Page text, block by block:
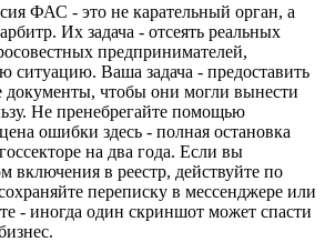
ФАС - это не карательный орган, а
Их задача - отсеять реальных
предпринимателей,
ситуацию. Ваша задача - предоставить
документы, чтобы они могли вынести
Не пренебрегайте помощью
ошибки здесь - полная остановка
на два года. Если вы
включения в реестр, действуйте по
переписку в мессенджере или
- иногда один скриншот может спасти